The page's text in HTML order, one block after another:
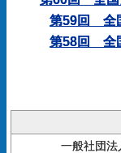
第59回 全
第58回 全
一般社団法